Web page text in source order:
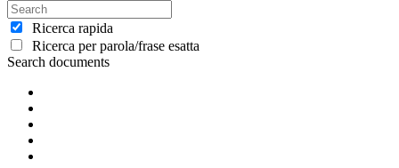
Ricerca rapida
Ricerca per parola/frase esatta
Search documents